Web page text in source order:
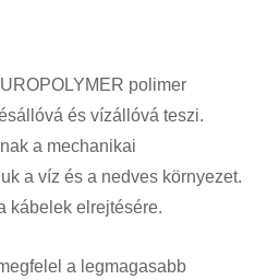
polimer
és vízállóvá teszi.
a mechanikai
a víz és a nedves környezet.
kábelek elrejtésére.
a legmagasabb